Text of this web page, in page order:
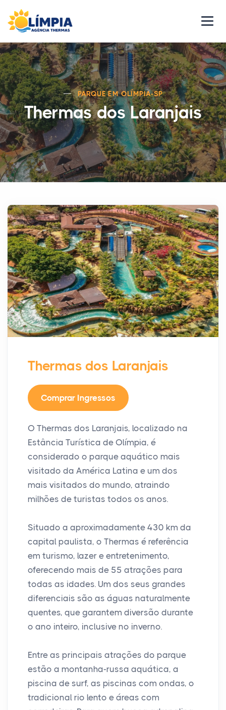
PARQUE EM OLÍMPIA-SP
Thermas dos Laranjais
Thermas dos Laranjais
Comprar Ingressos
O Thermas dos Laranjais, localizado na
Estância Turística de Olímpia, é
considerado o parque aquático mais
visitado da América Latina e um dos
mais visitados do mundo, atraindo
milhões de turistas todos os anos.
Situado a aproximadamente 430 km da
capital paulista, o Thermas é referência
em turismo, lazer e entretenimento,
oferecendo mais de 55 atrações para
todas as idades. Um dos seus grandes
diferenciais são as águas naturalmente
quentes, que garantem diversão durante
o ano inteiro, inclusive no inverno.
Entre as principais atrações do parque
estão a montanha-russa aquática, a
piscina de surf, as piscinas com ondas, o
tradicional rio lento e áreas com